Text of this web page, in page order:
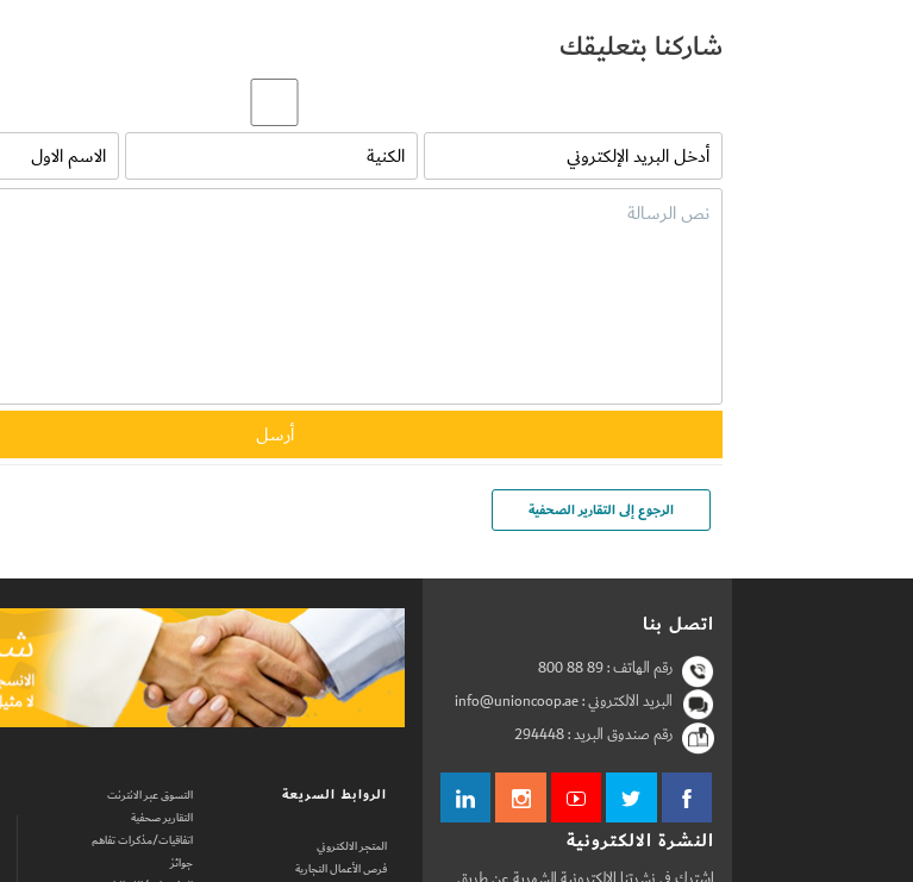
شاركنا بتعليقك
الرجوع إلى التقارير الصحفية
اتصل بنا
رقم الهاتف :800 88 89
البريد الالكتروني : info@unioncoop.ae
رقم صندوق البريد :294448
النشرة الالكترونية
الروابط السريعة
المتجر الالكتروني
فرص الأعمال التجارية
التسوق عبر الانترنت
التقارير صحفية
اتفاقيات/مذكرات تفاهم
جوائز